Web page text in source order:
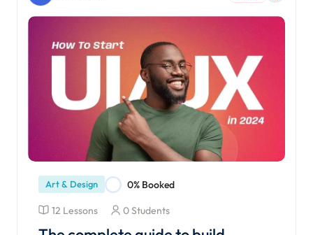
Art & Design 0% Booked
12 Lessons 0 Students